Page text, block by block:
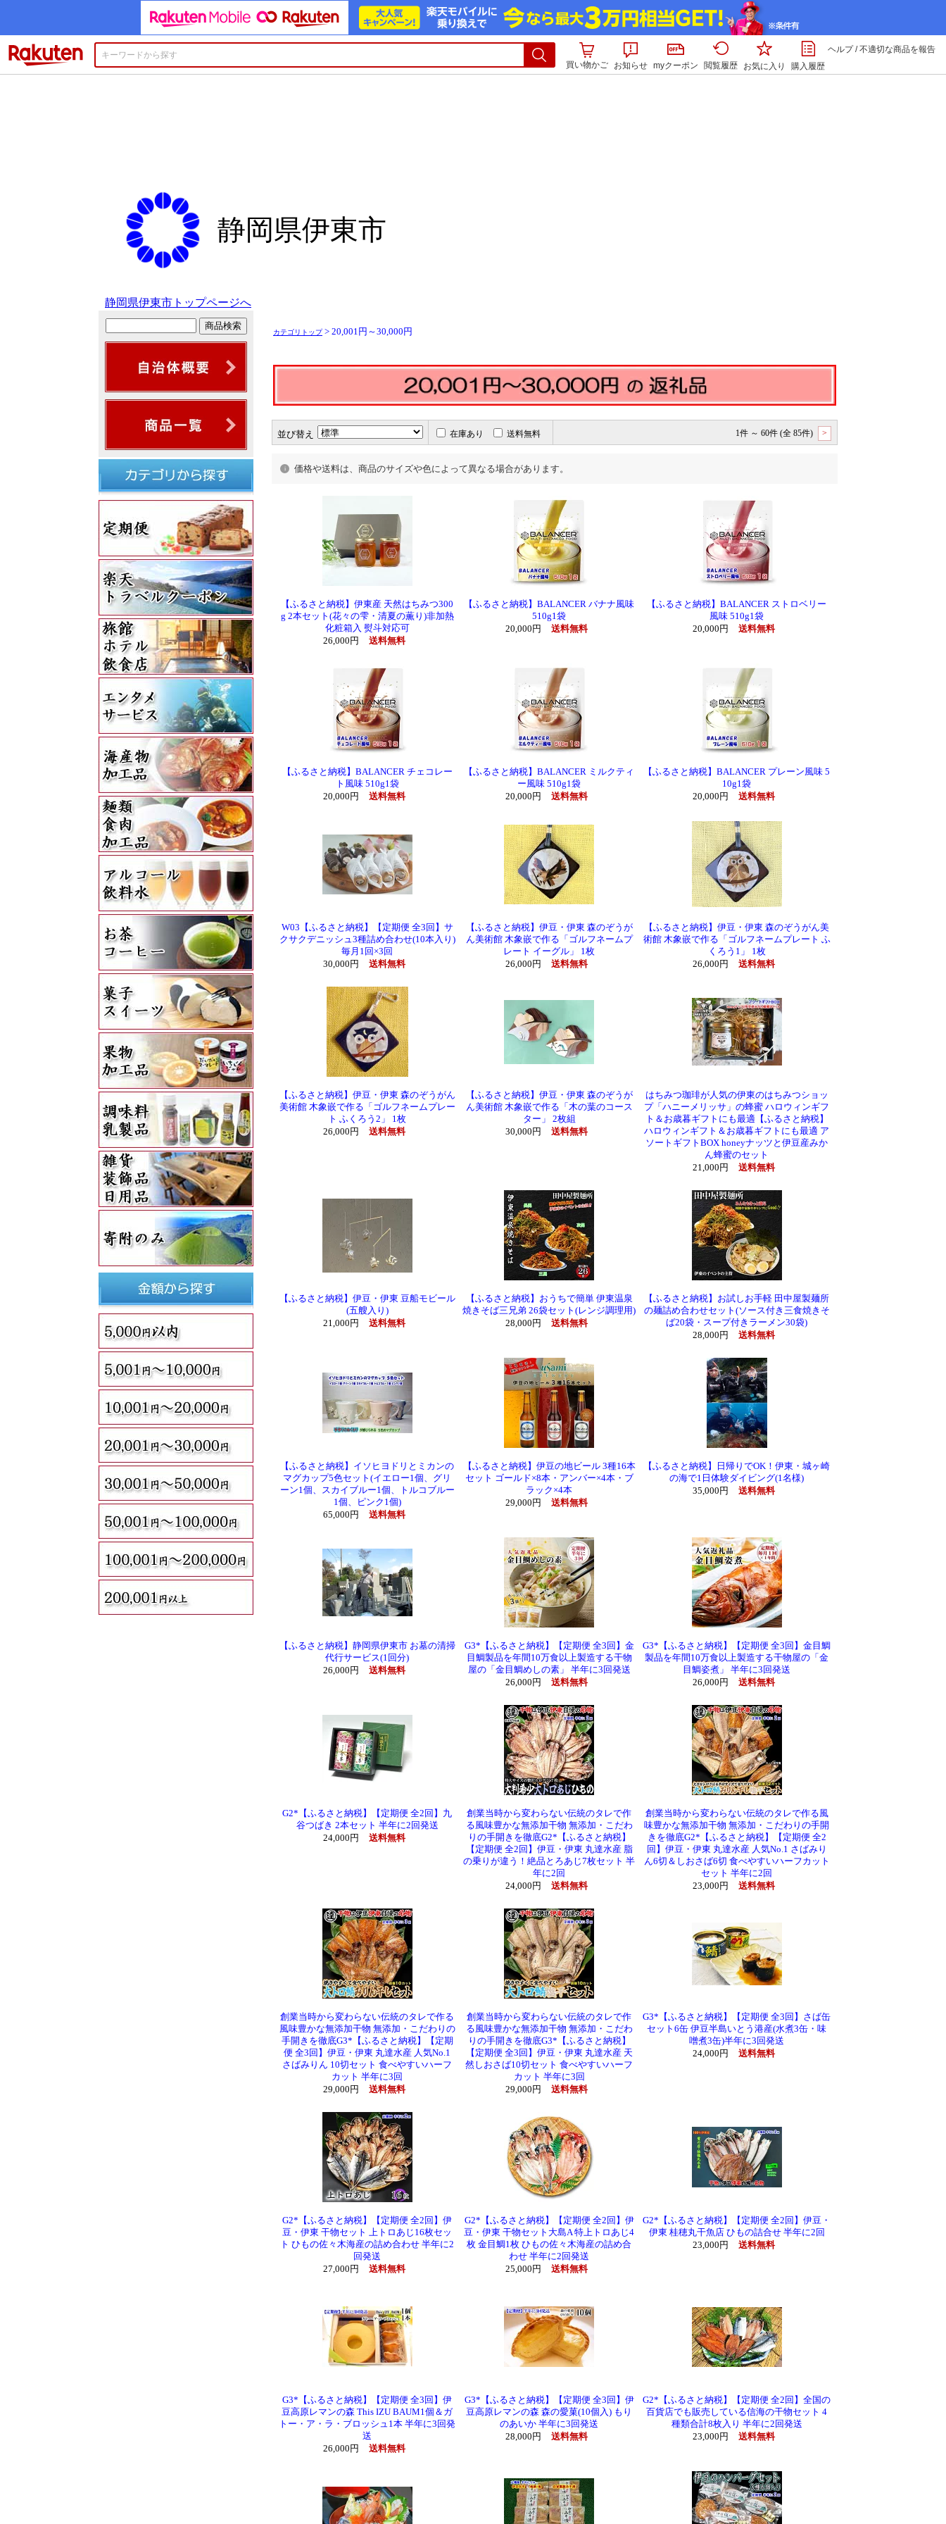
買い物かご
お知らせ myクーポン 閲覧履歴 お気に入り 購入履歴
ヘルプ/不適切な商品を報告
静岡県伊東市
静岡県伊東市トップページへ
カテゴリトップ> 20,001円～30,000円
並び替え 在庫あり 送料無料 1件 ～ 60件 (全 85件) >
価格や送料は、商品のサイズや色によって異なる場合があります。
【ふるさと納税】伊東産 天然はちみつ300
g 2本セット(花々の雫・清夏の薫り)非加熱
化粧箱入 熨斗対応可
26,000円
送料無料
【ふるさと納税】BALANCER バナナ風味
510g1袋
20,000円
送料無料
【ふるさと納税】BALANCER ストロベリー
風味 510g1袋
20,000円
送料無料
【ふるさと納税】BALANCER チェコレー
ト風味 510g1袋
20,000円
送料無料
【ふるさと納税】BALANCER ミルクティ
ー風味 510g1袋
20,000円
送料無料
【ふるさと納税】BALANCER プレーン風味 5
10g1袋
20,000円
送料無料
W03【ふるさと納税】【定期便 全3回】サ
クサクデニッシュ3種詰め合わせ(10本入り)
毎月1回×3回
30,000円
送料無料
【ふるさと納税】伊豆・伊東 森のぞうが
ん美術館 木象嵌で作る「ゴルフネームプ
レート イーグル」 1枚
26,000円
送料無料
【ふるさと納税】伊豆・伊東 森のぞうがん美
術館 木象嵌で作る「ゴルフネームプレート ふ
くろう1」 1枚
26,000円
送料無料
【ふるさと納税】伊豆・伊東 森のぞうがん
美術館 木象嵌で作る「ゴルフネームプレー
ト ふくろう2」 1枚
26,000円
送料無料
【ふるさと納税】伊豆・伊東 森のぞうが
ん美術館 木象嵌で作る「木の葉のコース
ター」 2枚組
30,000円
送料無料
はちみつ珈琲が人気の伊東のはちみつショッ
プ「ハニーメリッサ」の蜂蜜 ハロウィンギフ
ト＆お歳暮ギフトにも最適【ふるさと納税】
ハロウィンギフト＆お歳暮ギフトにも最適 ア
ソートギフトBOX honeyナッツと伊豆産みか
ん蜂蜜のセット
21,000円
送料無料
【ふるさと納税】伊豆・伊東 豆船モビール
(五艘入り)
21,000円
送料無料
【ふるさと納税】おうちで簡単 伊東温泉
焼きそば三兄弟 26袋セット(レンジ調理用)
28,000円
送料無料
【ふるさと納税】お試しお手軽 田中屋製麺所
の麺詰め合わせセット(ソース付き三食焼きそ
ば20袋・スープ付きラーメン30袋)
28,000円
送料無料
【ふるさと納税】イソヒヨドリとミカンの
マグカップ5色セット(イエロー1個、グリ
ーン1個、スカイブルー1個、トルコブルー
1個、ピンク1個)
65,000円
送料無料
【ふるさと納税】伊豆の地ビール 3種16本
セット ゴールド×8本・アンバー×4本・ブ
ラック×4本
29,000円
送料無料
【ふるさと納税】日帰りでOK！伊東・城ヶ崎
の海で1日体験ダイビング(1名様)
35,000円
送料無料
【ふるさと納税】静岡県伊東市 お墓の清掃
代行サービス(1回分)
26,000円
送料無料
G3*【ふるさと納税】【定期便 全3回】金
目鯛製品を年間10万食以上製造する干物
屋の「金目鯛めしの素」 半年に3回発送
26,000円
送料無料
G3*【ふるさと納税】【定期便 全3回】金目鯛
製品を年間10万食以上製造する干物屋の「金
目鯛姿煮」 半年に3回発送
26,000円
送料無料
G2*【ふるさと納税】【定期便 全2回】九
谷つばき 2本セット 半年に2回発送
24,000円
送料無料
創業当時から変わらない伝統のタレで作
る風味豊かな無添加干物 無添加・こだわ
りの手開きを徹底G2*【ふるさと納税】
【定期便 全2回】伊豆・伊東 丸達水産 脂
の乗りが違う！絶品とろあじ7枚セット 半
年に2回
24,000円
送料無料
創業当時から変わらない伝統のタレで作る風
味豊かな無添加干物 無添加・こだわりの手開
きを徹底G2*【ふるさと納税】【定期便 全2
回】伊豆・伊東 丸達水産 人気No.1 さばみり
ん6切＆しおさば6切 食べやすいハーフカット
セット 半年に2回
23,000円
送料無料
創業当時から変わらない伝統のタレで作る
風味豊かな無添加干物 無添加・こだわりの
手開きを徹底G3*【ふるさと納税】【定期
便 全3回】伊豆・伊東 丸達水産 人気No.1
さばみりん 10切セット 食べやすいハーフ
カット 半年に3回
29,000円
送料無料
創業当時から変わらない伝統のタレで作
る風味豊かな無添加干物 無添加・こだわ
りの手開きを徹底G3*【ふるさと納税】
【定期便 全3回】伊豆・伊東 丸達水産 天
然しおさば10切セット 食べやすいハーフ
カット 半年に3回
29,000円
送料無料
G3*【ふるさと納税】【定期便 全3回】さば缶
セット6缶 伊豆半島いとう港産(水煮3缶・味
噌煮3缶)半年に3回発送
24,000円
送料無料
G2*【ふるさと納税】【定期便 全2回】伊
豆・伊東 干物セット 上トロあじ16枚セッ
ト ひもの佐々木海産の詰め合わせ 半年に2
回発送
27,000円
送料無料
G2*【ふるさと納税】【定期便 全2回】伊
豆・伊東 干物セット大島A 特上トロあじ4
枚 金目鯛1枚 ひもの佐々木海産の詰め合
わせ 半年に2回発送
25,000円
送料無料
G2*【ふるさと納税】【定期便 全2回】伊豆・
伊東 桂穂丸干魚店 ひもの詰合せ 半年に2回
23,000円
送料無料
G3*【ふるさと納税】【定期便 全3回】伊
豆高原レマンの森 This IZU BAUM1個＆ガ
トー・ア・ラ・ブロッシュ1本 半年に3回発
送
26,000円
送料無料
G3*【ふるさと納税】【定期便 全3回】伊
豆高原レマンの森 森の愛菓(10個入) もり
のあいか 半年に3回発送
28,000円
送料無料
G2*【ふるさと納税】【定期便 全2回】全国の
百貨店でも販売している信海の干物セット 4
種類合計8枚入り 半年に2回発送
23,000円
送料無料